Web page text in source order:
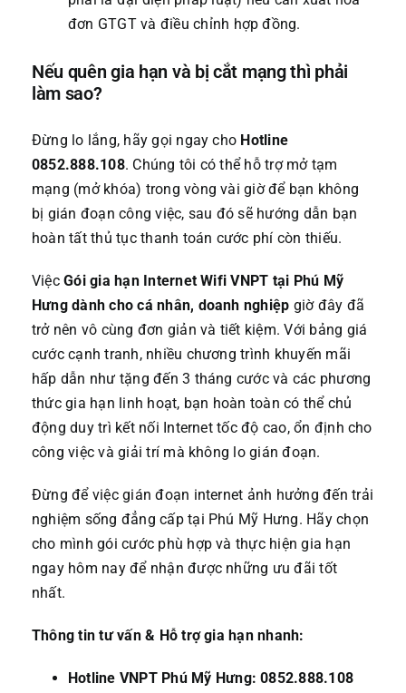
đơn GTGT và điều chỉnh hợp đồng.
Nếu quên gia hạn và bị cắt mạng thì phải
làm sao?
Đừng lo lắng, hãy gọi ngay cho Hotline
0852.888.108. Chúng tôi có thể hỗ trợ mở tạm
mạng (mở khóa) trong vòng vài giờ để bạn không
bị gián đoạn công việc, sau đó sẽ hướng dẫn bạn
hoàn tất thủ tục thanh toán cước phí còn thiếu.
ViệcGói gia hạn Internet Wifi VNPT tại Phú Mỹ
Hưng dành cho cá nhân, doanh nghiệp giờ đây đã
trở nên vô cùng đơn giản và tiết kiệm. Với bảng giá
cước cạnh tranh, nhiều chương trình khuyến mãi
hấp dẫn như tặng đến 3 tháng cước và các phương
thức gia hạn linh hoạt, bạn hoàn toàn có thể chủ
động duy trì kết nối Internet tốc độ cao, ổn định cho
công việc và giải trí mà không lo gián đoạn.
Đừng để việc gián đoạn internet ảnh hưởng đến trải
nghiệm sống đẳng cấp tại Phú Mỹ Hưng. Hãy chọn
cho mình gói cước phù hợp và thực hiện gia hạn
ngay hôm nay để nhận được những ưu đãi tốt
nhất.
Thông tin tư vấn & Hỗ trợ gia hạn nhanh:
Hotline VNPT Phú Mỹ Hưng: 0852.888.108